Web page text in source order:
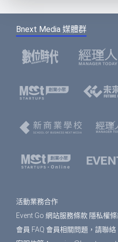
Bnext Media 媒體群
活動業務合作
Event Go 網站服務條款 隱私權
會員 FAQ 會員相關問題，請聯絡